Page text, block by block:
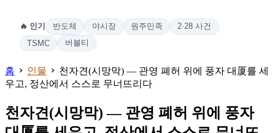
🔥 인기 반도체 야시장 원주민족
2·28 사건
TSMC
버블티
홈 인물
천자견(시망막) — 관영 폐허 위에 풍자 대厦를 세
우고, 정산에서 스스로 무너뜨리다
천자견(시망막) — 관영 폐허 위에 풍자